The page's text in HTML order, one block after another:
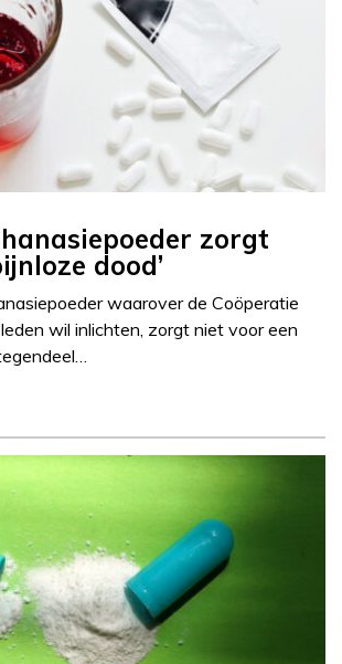
zorgt
dood’
waarover de Coöperatie
wil inlichten, zorgt niet voor een